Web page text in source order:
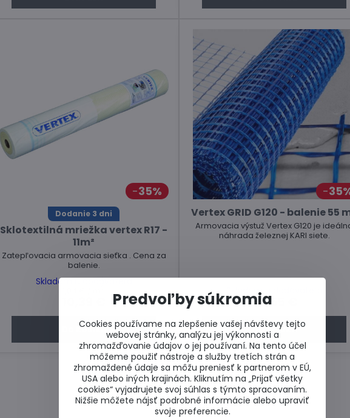
35%
Dodanie 3 dni
Sklotextilná mriežka vertex R17 -
11m²
Zatepľovacia armovacia sieťka . Cena za
balenie.
Skladom u dodávateľa
Do košíka
Vertex GRID G120 - balenie 55
Armovacia výstuž Vertex G120 je
náhrada železnej KARI siete.
Skladom u dodávateľa
83,55 €
Do košíka
Predvoľby súkromia
Cookies používame na zlepšenie vašej návštevy tejto
webovej stránky, analýzu jej výkonnosti a
zhromažďovanie údajov o jej používaní. Na tento účel
môžeme použiť nástroje a služby tretích strán a
zhromaždené údaje sa môžu preniesť k partnerom v EÚ,
USA alebo iných krajinách. Kliknutím na „Prijať všetky
cookies“ vyjadrujete svoj súhlas s týmto spracovaním.
Nižšie môžete nájsť podrobné informácie alebo upraviť
svoje preferencie.